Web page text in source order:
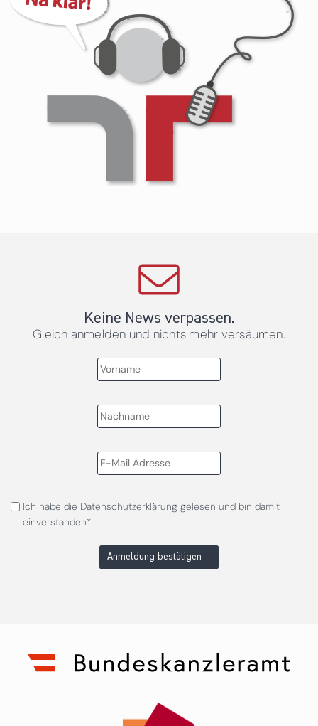
Keine News verpassen.
Gleich anmelden und nichts mehr versäumen.
Ich habe die Datenschutzerklärunggelesen und bin damit
einverstanden*
Anmeldung bestätigen